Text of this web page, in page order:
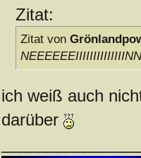
Zitat:
Zitat von
ich weiß auch
darüber